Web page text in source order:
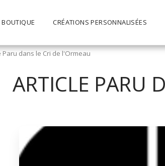
BOUTIQUE CRÉATIONS PERSONNALISÉES
Paru dans le Cri de l'Ormeau
ARTICLE PARU